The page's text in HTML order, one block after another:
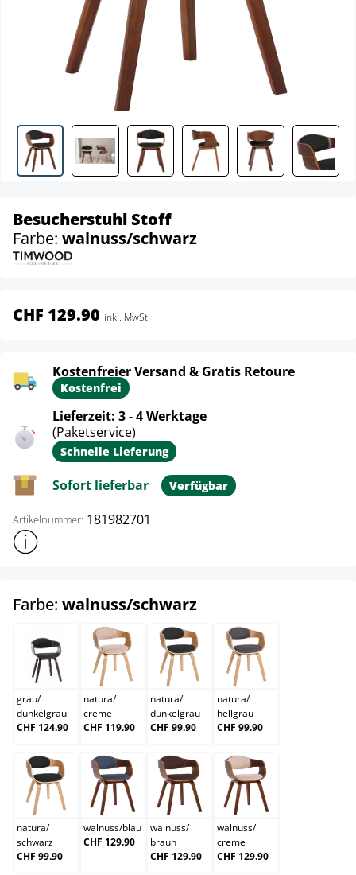
Besucherstuhl Stoff
Farbe: walnuss/schwarz
CHF 129.90 inkl. MwSt.
Kostenfreier Versand & Gratis Retoure
Kostenfrei
Lieferzeit: 3 - 4 Werktage
(Paketservice)
Schnelle Lieferung
Sofort lieferbar Verfügbar
Artikelnummer: 181982701
Weitere Produktinformationen anzeigen
Farbe: walnuss/schwarzauswählen
grau/dunkelgrau
grau/
dunkelgrau
CHF 124.90
natura/creme
natura/
creme
CHF 119.90
natura/dunkelgrau
natura/
dunkelgrau
CHF 99.90
natura/hellgrau
natura/
hellgrau
CHF 99.90
natura/schwarz
natura/
schwarz
CHF 99.90
walnuss/blau
walnuss/blau
CHF 129.90
walnuss/braun
walnuss/
braun
CHF 129.90
walnuss/creme
walnuss/
creme
CHF 129.90